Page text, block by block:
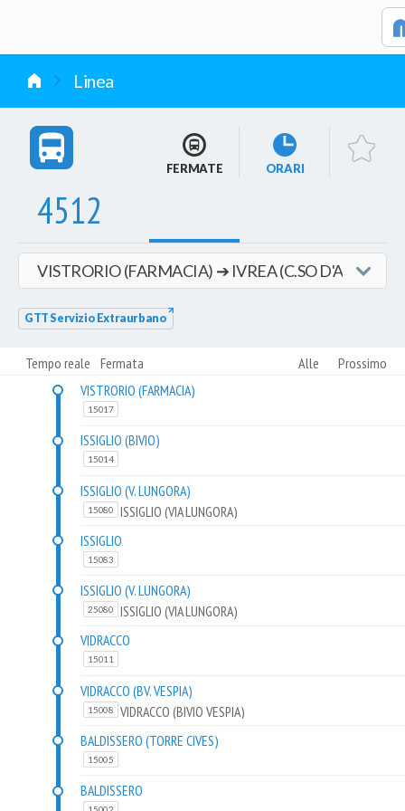
Linea
4512
FERMATE ORARI
GTT Servizio Extraurbano
Tempo reale Fermata Alle
Prossimo
VISTRORIO (FARMACIA)
15017
ISSIGLIO (BIVIO)
15014
ISSIGLIO (V. LUNGORA)
15080
ISSIGLIO (VIA LUNGORA)
ISSIGLIO
15083
ISSIGLIO (V. LUNGORA)
25080
ISSIGLIO (VIA LUNGORA)
VIDRACCO
15011
VIDRACCO (BV. VESPIA)
15008
VIDRACCO (BIVIO VESPIA)
BALDISSERO (TORRE CIVES)
15005
BALDISSERO